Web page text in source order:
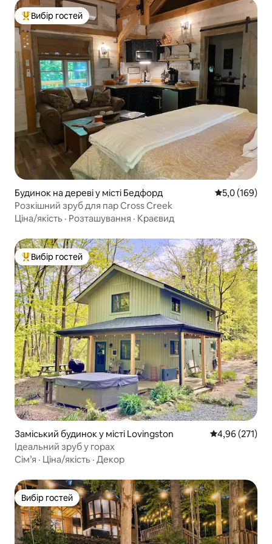
Топ вибір гостей
Вибір гостей
Будинок на дереві у місті Бедфорд Середня
5,0 (169)
Розкішний зруб для пар Cross Creek
Ціна/якість · Розташування · Краєвид
Топ вибір гостей
Вибір гостей
Заміський будинок у місті Lovingston Середня
4,96 (271)
Ідеальний зруб у горах
Сім’я · Ціна/якість · Декор
Вибір гостей
Вибір гостей